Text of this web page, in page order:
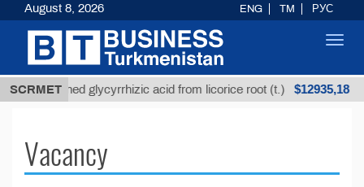
SCRMET
Unrefined glycyrrhizic acid from licorice root (t.) $12935,18
Vacancy
August 8, 2026 ENG TM РУС